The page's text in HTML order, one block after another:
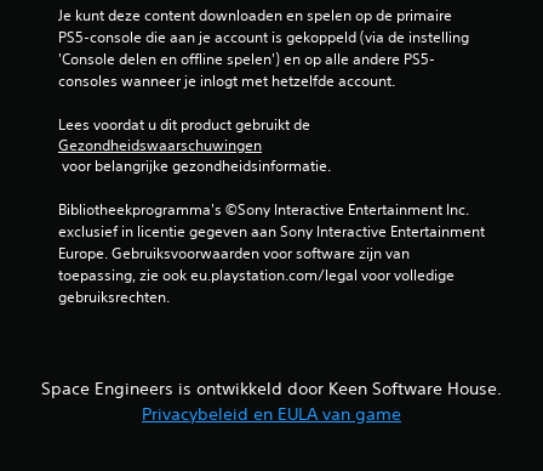
Je kunt deze content downloaden en spelen op de primaire
PS5-console die aan je account is gekoppeld (via de instelling
'Console delen en offline spelen') en op alle andere PS5-
consoles wanneer je inlogt met hetzelfde account.
Lees voordat u dit product gebruikt de
Gezondheidswaarschuwingen
voor belangrijke gezondheidsinformatie.
Bibliotheekprogramma's ©Sony Interactive Entertainment Inc.
exclusief in licentie gegeven aan Sony Interactive Entertainment
Europe. Gebruiksvoorwaarden voor software zijn van
toepassing, zie ook eu.playstation.com/legal voor volledige
gebruiksrechten.
Space Engineers is ontwikkeld door Keen Software House.
Privacybeleid en EULA van game